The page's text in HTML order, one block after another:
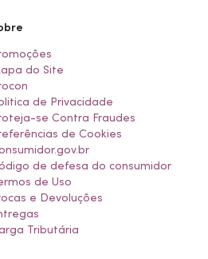
do Site
de Privacidade
se Contra Fraudes
de Cookies
de defesa do consumidor
de Uso
e Devoluções
Tributária